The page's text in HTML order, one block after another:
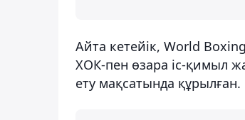
Айта кетейік, World
ХОК-пен өзара іс-қимыл
ету мақсатында құрылған.